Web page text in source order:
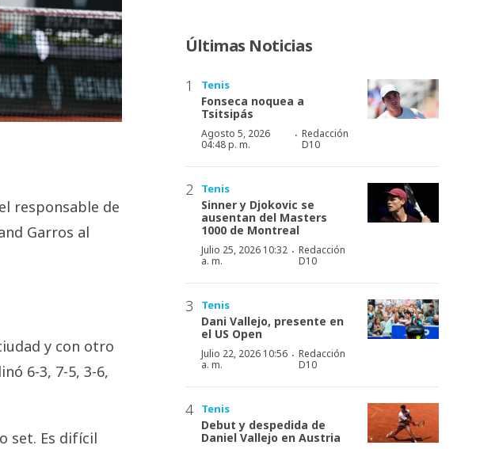
responsable de
Garros al
y con otro
6-3, 7-5, 3-6,
set. Es difícil
Últimas Noticias
Tenis
Fonseca noquea a
Tsitsipás
Agosto 5, 2026
04:48 p. m.
· Redacción
D10
Tenis
Sinner y Djokovic se
ausentan del Masters
1000 de Montreal
Julio 25, 2026 10:32
a. m.
·Redacción
D10
Tenis
Dani Vallejo, presente en
el US Open
Julio 22, 2026 10:56
a. m.
·Redacción
D10
Tenis
Debut y despedida de
Daniel Vallejo en Austria